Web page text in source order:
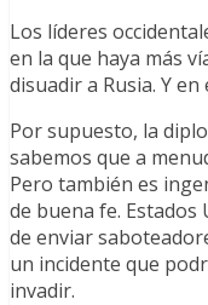
Los líderes
en la que haya más
disuadir a Rusia. Y
Por supuesto, la
sabemos que a
Pero también es
de buena fe. Estados
de enviar
un incidente que
invadir.